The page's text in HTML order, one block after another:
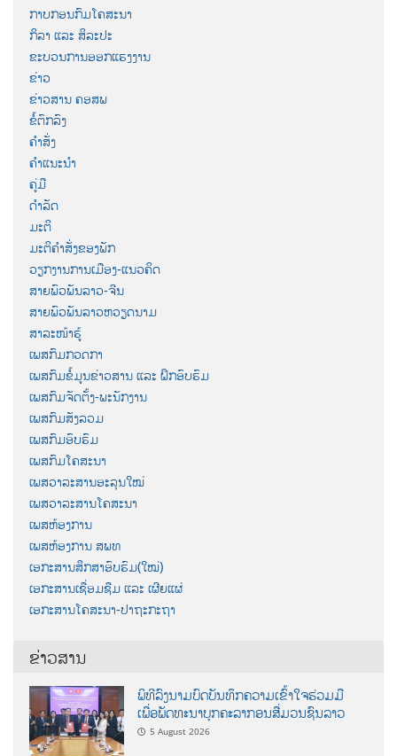
ກາບກອນກົມໂຄສະນາ
ກິລາ ແລະ ສິລະປະ
ຂະບວນການອອກແຮງງານ
ຂ່າວ
ຂ່າວສານ ຄອສພ
ຂໍ້ຕົກລົງ
ຄຳສັ່ງ
ຄຳແນະນຳ
ຄູ່ມື
ດຳລັດ
ມະຕິ
ມະຕິຄຳສັ່ງຂອງພັກ
ວຽກງານການເມືອງ-ແນວຄິດ
ສາຍພົວພັນລາວ-ຈີນ
ສາຍພົວພັນລາວຫວຽດນາມ
ສາລະໜ້າຮູ້
ເພສກົມກວດກາ
ເພສກົມຂໍ້ມູນຂ່າວສານ ແລະ ຝຶກອົບຮົມ
ເພສກົມຈັດຕັ້ງ-ພະນັກງານ
ເພສກົມສັງລວມ
ເພສກົມອົບຮົມ
ເພສກົມໂຄສະນາ
ເພສວາລະສານອະລຸນໃໝ່
ເພສວາລະສານໂຄສະນາ
ເພສຫ້ອງການ
ເພສຫ້ອງການ ສພທ
ເອກະສານສຶກສາອົບຮົມ(ໃໝ່)
ເອກະສານເຊື່ອມຊືມ ແລະ ເຜີຍແຜ່
ເອກະສານໂຄສະນາ-ປາຖະກະຖາ
ຂ່າວສານ
ພິທີລົງນາມບົດບັນທຶກຄວາມເຂົ້າໃຈຮ່ວມມື
ເພື່ອພັດທະນາບຸກຄະລາກອນສື່ມວນຊົນລາວ
5 August 2026